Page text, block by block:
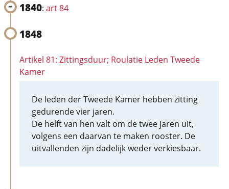
1840: art 84
1848
Artikel 81: Zittingsduur; Roulatie Leden Tweede
Kamer
De leden der Tweede Kamer hebben zitting
gedurende vier jaren.
De helft van hen valt om de twee jaren uit,
volgens een daarvan te maken rooster. De
uitvallenden zijn dadelijk weder verkiesbaar.